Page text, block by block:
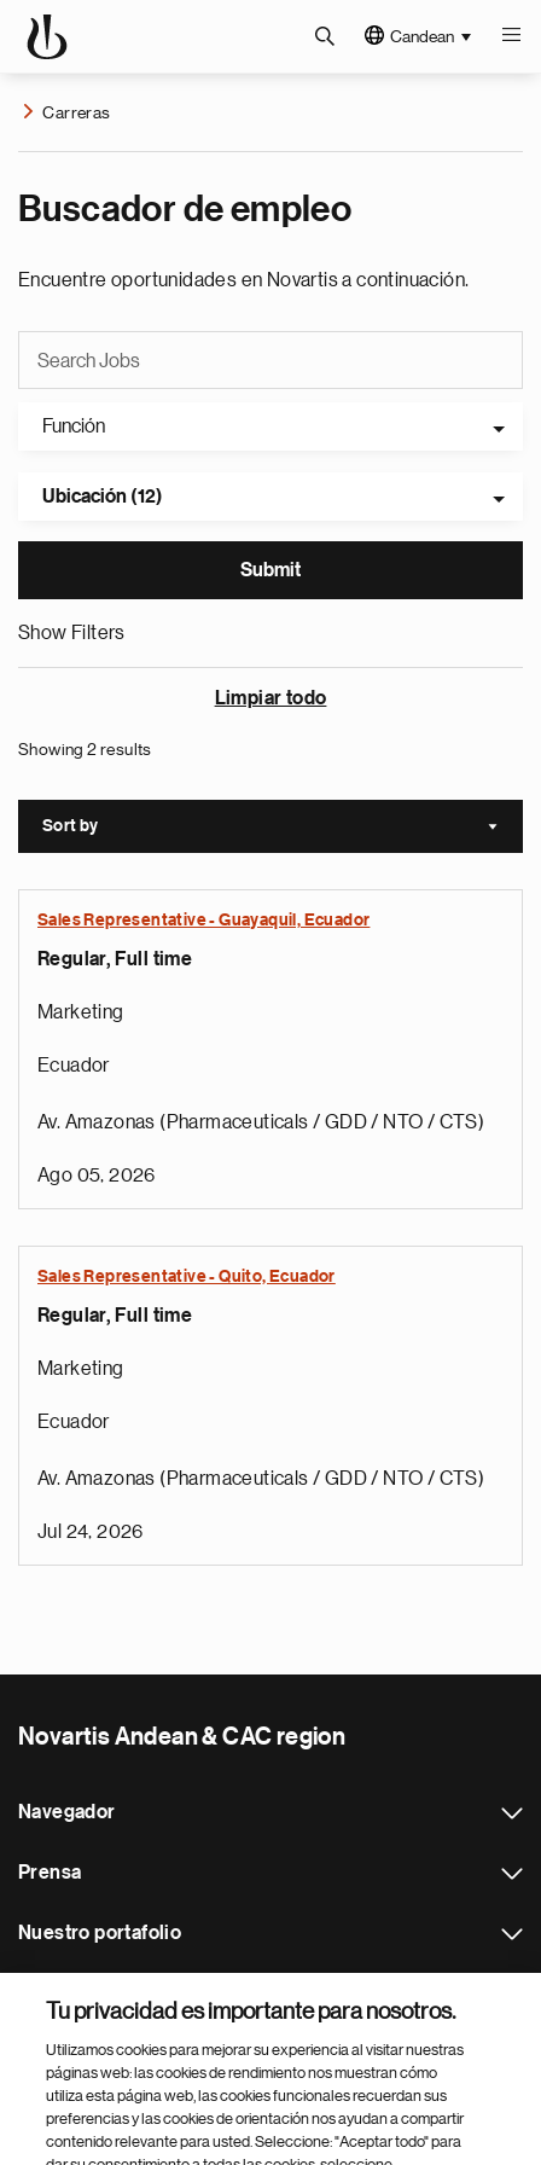
Candean
Carreras
Buscador de empleo
Encuentre oportunidades en Novartis a continuación.
Función
Ubicación (12)
Show Filters
Limpiar todo
Showing 2 results
Sort by Sort
Sales Representative - Guayaquil, Ecuador
Regular, Full time
Marketing
Ecuador
Av. Amazonas (Pharmaceuticals / GDD / NTO / CTS)
Ago 05, 2026
Sales Representative - Quito, Ecuador
Regular, Full time
Marketing
Ecuador
Av. Amazonas (Pharmaceuticals / GDD / NTO / CTS)
Jul 24, 2026
Novartis Andean & CAC region
Navegador
Prensa
Nuestro portafolio
Footer Site Search
Tu privacidad es importante para nosotros.
Utilizamos cookies para mejorar su experiencia al visitar nuestras
páginas web: las cookies de rendimiento nos muestran cómo
utiliza esta página web, las cookies funcionales recuerdan sus
preferencias y las cookies de orientación nos ayudan a compartir
contenido relevante para usted. Seleccione: "Aceptar todo" para